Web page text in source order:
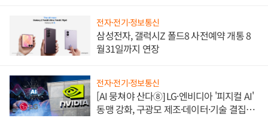
전자·전기·정보통신
삼성전자, 갤럭시Z 폴드8 사전예약 개통 8
월31일까지 연장
전자·전기·정보통신
[AI 뭉쳐야 산다⑧] LG·엔비디아 '피지컬 AI'
동맹 강화, 구광모 제조·데이터·기술 결집